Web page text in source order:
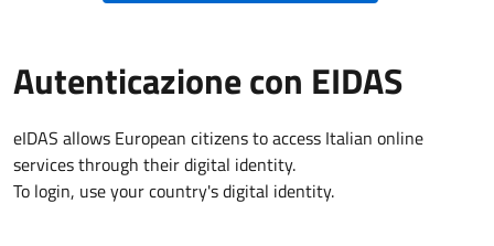
Autenticazione con EIDAS
eIDAS allows European citizens to access Italian online
services through their digital identity.
To login, use your country's digital identity.